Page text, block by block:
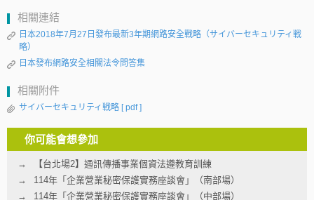
相關連結
日本2018年7月27日發布最新3年期網路安全戰略（サイバーセキュリティ戦
略）
日本發布網路安全相關法令問答集
相關附件
サイバーセキュリティ戦略 [ pdf ]
你可能會想參加
【台北場2】通訊傳播事業個資法遵教育訓練
114年「企業營業秘密保護實務座談會」（南部場）
114年「企業營業秘密保護實務座談會」（中部場）